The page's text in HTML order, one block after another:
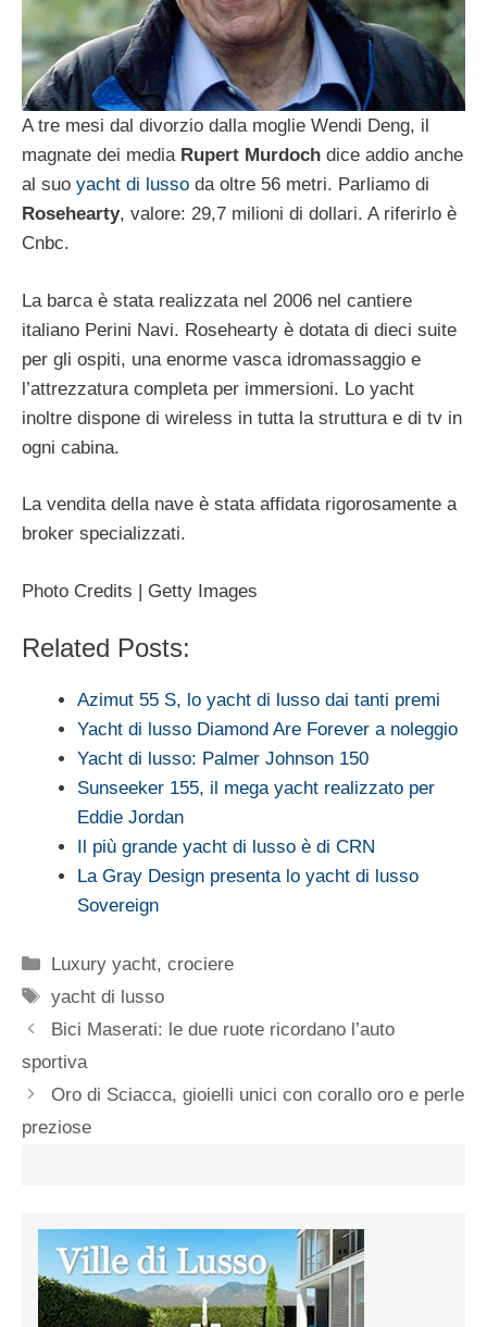
A tre mesi dal divorzio dalla moglie Wendi Deng, il
magnate dei media Rupert Murdoch dice addio anche
al suo yacht di lusso da oltre 56 metri. Parliamo di
Rosehearty, valore: 29,7 milioni di dollari. A riferirlo è
Cnbc.
La barca è stata realizzata nel 2006 nel cantiere
italiano Perini Navi. Rosehearty è dotata di dieci suite
per gli ospiti, una enorme vasca idromassaggio e
l’attrezzatura completa per immersioni. Lo yacht
inoltre dispone di wireless in tutta la struttura e di tv in
ogni cabina.
La vendita della nave è stata affidata rigorosamente a
broker specializzati.
Photo Credits | Getty Images
Related Posts:
Azimut 55 S, lo yacht di lusso dai tanti premi
Yacht di lusso Diamond Are Forever a noleggio
Yacht di lusso: Palmer Johnson 150
Sunseeker 155, il mega yacht realizzato per
Eddie Jordan
Il più grande yacht di lusso è di CRN
La Gray Design presenta lo yacht di lusso
Sovereign
Categorie
Luxury yacht, crociere
Tag
yacht di lusso
Bici Maserati: le due ruote ricordano l’auto
sportiva
Oro di Sciacca, gioielli unici con corallo oro e perle
preziose